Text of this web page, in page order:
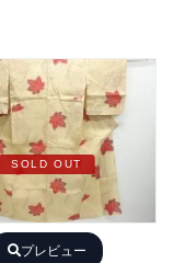
SOLD OUT
プレビュー